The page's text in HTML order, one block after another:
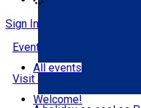
Sign In
Events
Visit & Explore
All events
Welcome!